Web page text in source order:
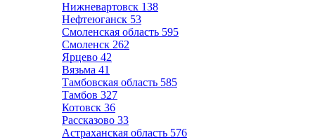
Нижневартовск 138
Нефтеюганск 53
Смоленская область 595
Смоленск 262
Ярцево 42
Вязьма 41
Тамбовская область 585
Тамбов 327
Котовск 36
Рассказово 33
Астраханская область 576